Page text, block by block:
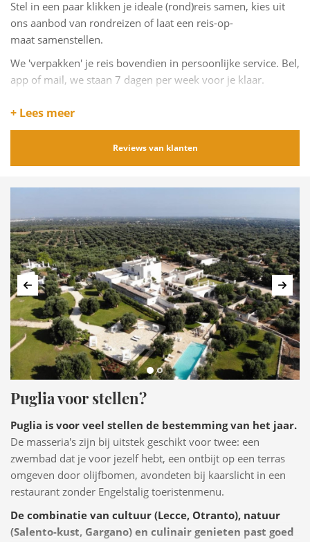
Stel in een paar klikken je ideale (rond)reis samen, kies uit
ons aanbod van rondreizen of laat een reis-op-
maat samenstellen.
We 'verpakken' je reis bovendien in persoonlijke service. Bel,
app of mail, we staan 7 dagen per week voor je klaar.
hetCalamiteitenfonds
+ Lees meer
Reviews van klanten
Vorige
Puglia voor stellen?
Puglia is voor veel stellen de bestemming van het jaar.
De masseria's zijn bij uitstek geschikt voor twee: een
zwembad dat je voor jezelf hebt, een ontbijt op een terras
omgeven door olijfbomen, avondeten bij kaarslicht in een
restaurant zonder Engelstalig toeristenmenu.
De combinatie van cultuur (Lecce, Otranto), natuur
(Salento-kust, Gargano) en culinair genieten past goed